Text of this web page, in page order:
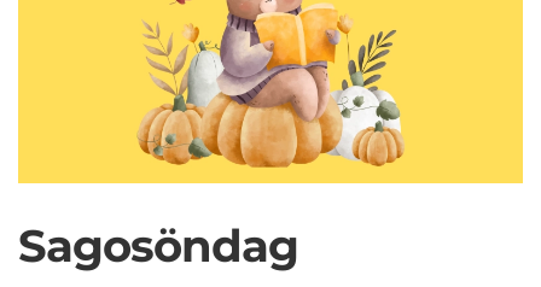
Sagosöndag